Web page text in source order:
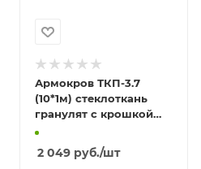
Армокров ТКП-3.7
(10*1м) стеклоткань
гранулят с крошкой
1/25
2 049руб./шт